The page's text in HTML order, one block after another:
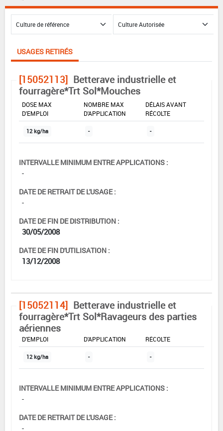
USAGES RETIRÉS
[15052113] Betterave industrielle et
fourragère*Trt Sol*Mouches
DOSE MAX
D'EMPLOI
NOMBRE MAX
D'APPLICATION
DÉLAIS AVANT
RÉCOLTE
12 kg/ha - -
INTERVALLE MINIMUM ENTRE APPLICATIONS :
-
DATE DE RETRAIT DE L'USAGE :
-
DATE DE FIN DE DISTRIBUTION :
30/05/2008
DATE DE FIN D'UTILISATION :
13/12/2008
[15052114] Betterave industrielle et
fourragère*Trt Sol*Ravageurs des parties
aériennes
DOSE MAX
D'EMPLOI
D'APPLICATION
RÉCOLTE
12 kg/ha - -
INTERVALLE MINIMUM ENTRE APPLICATIONS :
-
DATE DE RETRAIT DE L'USAGE :
-